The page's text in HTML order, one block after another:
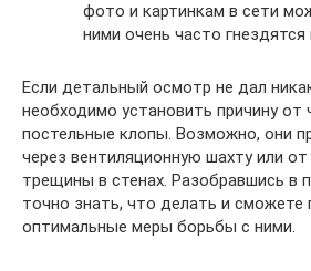
фото и картинкам в сети
ними очень часто
Если детальный осмотр не дал
необходимо установить причину от
постельные клопы. Возможно, они
через вентиляционную шахту или
трещины в стенах. Разобравшись в
точно знать, что делать и сможете
оптимальные меры борьбы с ними.